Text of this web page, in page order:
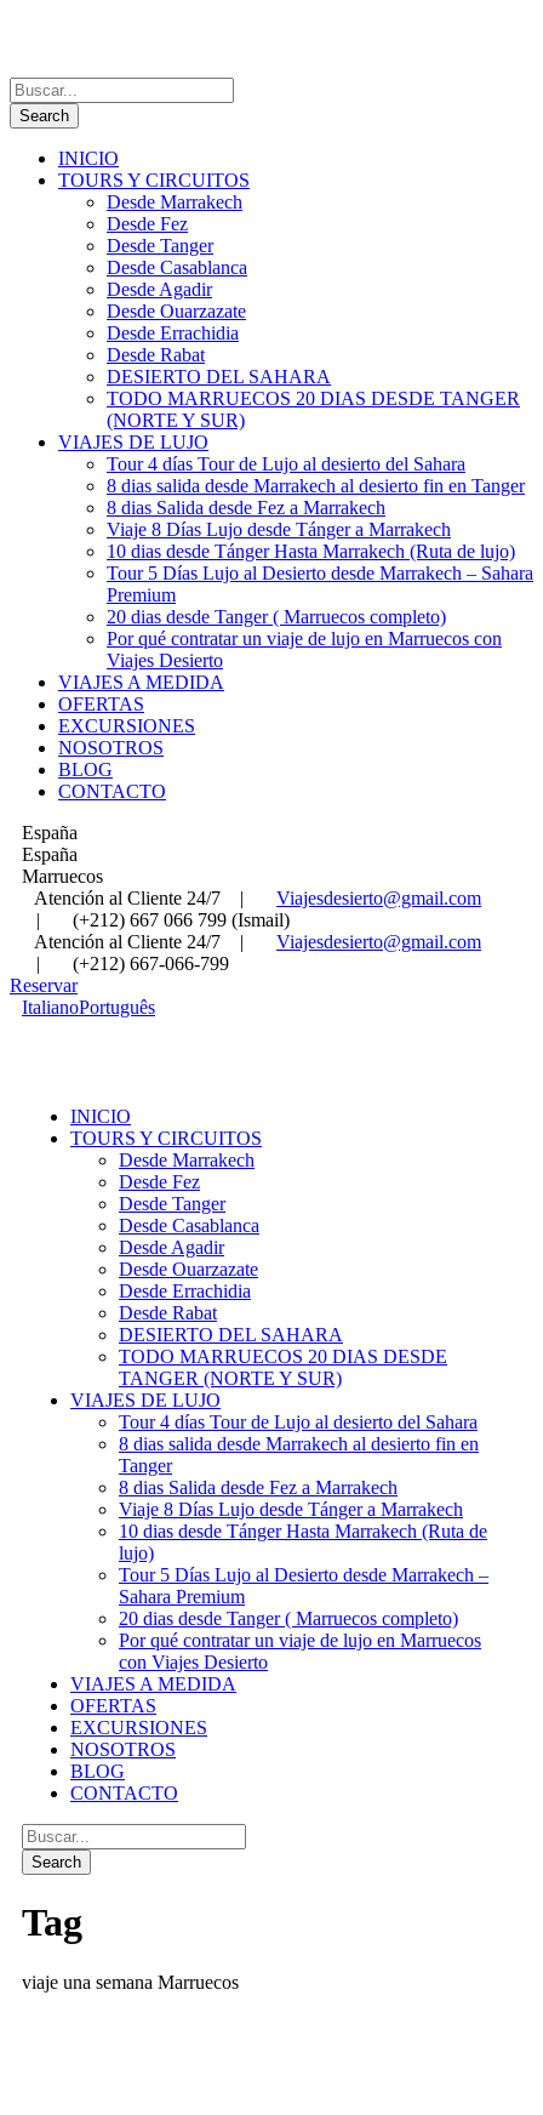
INICIO
TOURS Y CIRCUITOS
Desde Marrakech
Desde Fez
Desde Tanger
Desde Casablanca
Desde Agadir
Desde Ouarzazate
Desde Errachidia
Desde Rabat
DESIERTO DEL SAHARA
TODO MARRUECOS 20 DIAS DESDE TANGER
(NORTE Y SUR)
VIAJES DE LUJO
Tour 4 días Tour de Lujo al desierto del Sahara
8 dias salida desde Marrakech al desierto fin en Tanger
8 dias Salida desde Fez a Marrakech
Viaje 8 Días Lujo desde Tánger a Marrakech
10 dias desde Tánger Hasta Marrakech (Ruta de lujo)
Tour 5 Días Lujo al Desierto desde Marrakech – Sahara
Premium
20 dias desde Tanger ( Marruecos completo)
Por qué contratar un viaje de lujo en Marruecos con
Viajes Desierto
VIAJES A MEDIDA
OFERTAS
EXCURSIONES
NOSOTROS
BLOG
CONTACTO
España
España
Marruecos
Atención al Cliente 24/7
|
Viajesdesierto@gmail.com
|
(+212) 667 066 799 (Ismail)
Atención al Cliente 24/7
|
Viajesdesierto@gmail.com
|
(+212) 667-066-799
Reservar
ItalianoPortuguês
INICIO
TOURS Y CIRCUITOS
Desde Marrakech
Desde Fez
Desde Tanger
Desde Casablanca
Desde Agadir
Desde Ouarzazate
Desde Errachidia
Desde Rabat
DESIERTO DEL SAHARA
TODO MARRUECOS 20 DIAS DESDE
TANGER (NORTE Y SUR)
VIAJES DE LUJO
Tour 4 días Tour de Lujo al desierto del Sahara
8 dias salida desde Marrakech al desierto fin en
Tanger
8 dias Salida desde Fez a Marrakech
Viaje 8 Días Lujo desde Tánger a Marrakech
10 dias desde Tánger Hasta Marrakech (Ruta de
lujo)
Tour 5 Días Lujo al Desierto desde Marrakech –
Sahara Premium
20 dias desde Tanger ( Marruecos completo)
Por qué contratar un viaje de lujo en Marruecos
con Viajes Desierto
VIAJES A MEDIDA
OFERTAS
EXCURSIONES
NOSOTROS
BLOG
CONTACTO
Tag
viaje una semana Marruecos